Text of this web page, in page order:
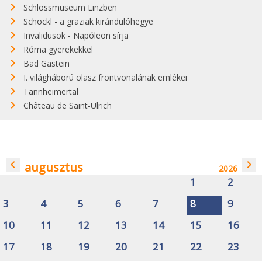
Schlossmuseum Linzben
Schöckl - a graziak kirándulóhegye
Invalidusok - Napóleon sírja
Róma gyerekekkel
Bad Gastein
I. világháború olasz frontvonalának emlékei
Tannheimertal
Château de Saint-Ulrich
navigate_before augusztus 2026 navigate_next
1
2
3
4 5 6 7 8
9
10
11 12 13 14 15
16
17
18 19 20 21 22
23